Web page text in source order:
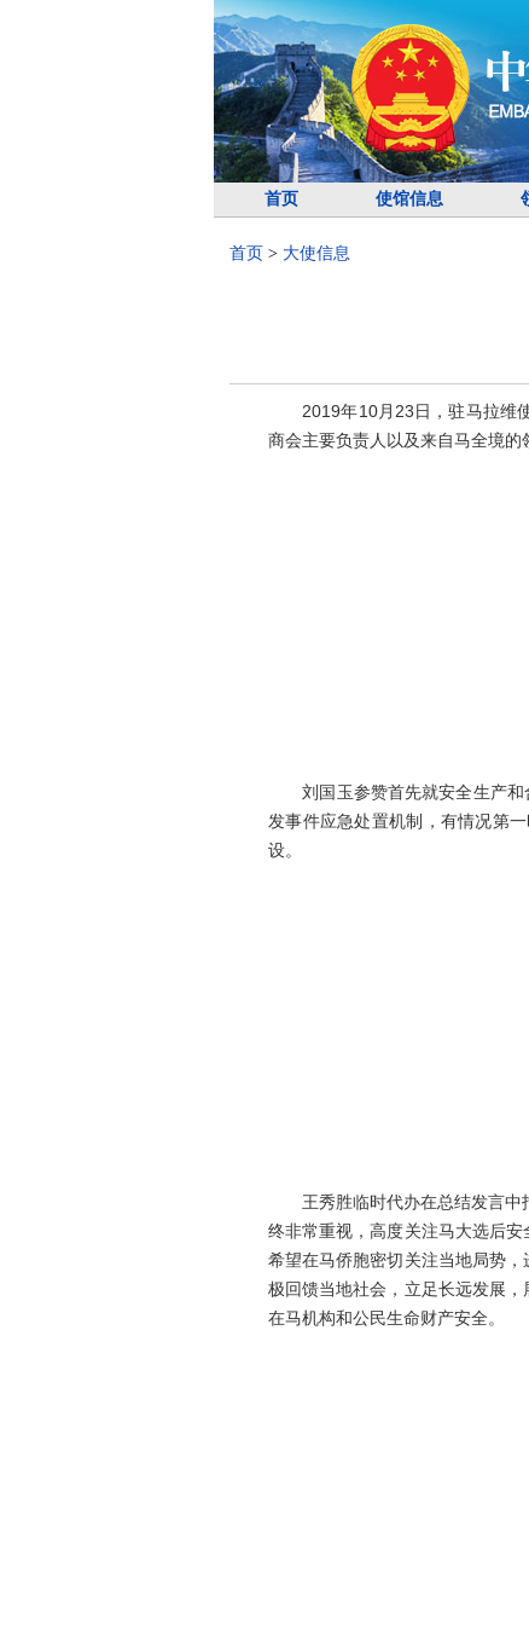
首页 使馆信息
首页 > 大使信息
2019年10月23日，驻马拉维使
商会主要负责人以及来自马全境的
刘国玉参赞首先就安全生产和
发事件应急处置机制，有情况第
设。
王秀胜临时代办在总结发言中指
终非常重视，高度关注马大选后
希望在马侨胞密切关注当地局势
极回馈当地社会，立足长远发展
在马机构和公民生命财产安全。